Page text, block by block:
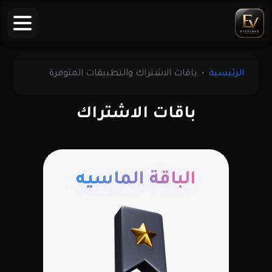
الرئيسية باقات الاشتراك والتطبيقات المتوفرة
باقات الاشتراك
الباقة الماسيه